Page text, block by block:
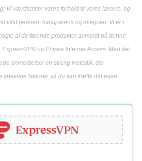
Vi værdsætter vores forhold til vores læsere, og
tillid gennem transparens og integritet. Vi er i
af de førende produkter anmeldt på denne
og Private Internet Access. Med det
anmeldelser en streng metodik, der
ydeevne faktorer, så du kan træffe din egen